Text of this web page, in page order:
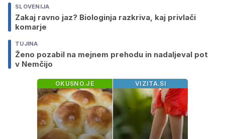
SLOVENIJA
Zakaj ravno jaz? Biologinja razkriva, kaj privlači
komarje
TUJINA
Ženo pozabil na mejnem prehodu in nadaljeval pot
v Nemčijo
OKUSNO.JE VIZITA.SI